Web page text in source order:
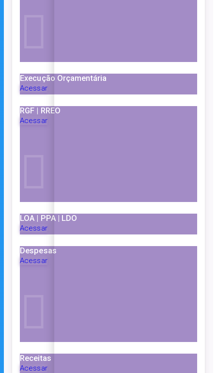
Execução Orçamentária
Acessar
RGF | RREO
Acessar
LOA | PPA | LDO
Acessar
Despesas
Acessar
Receitas
Acessar